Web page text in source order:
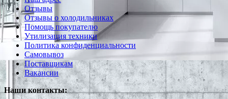
Отзывы
Отзывы о холодильниках
Помощь покупателю
Утилизация техники
Политика конфиденциальности
Самовывоз
Поставщикам
Вакансии
Наши контакты: